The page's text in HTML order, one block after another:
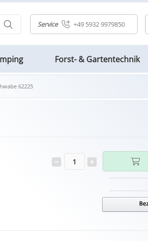
Service +49 5932 9979850
Forst- & Gartentechnik
62225